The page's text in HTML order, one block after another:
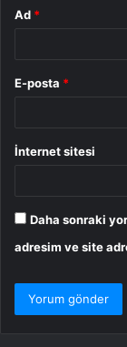
Ad *
E-posta *
İnternet sitesi
Daha sonraki
adresim ve site